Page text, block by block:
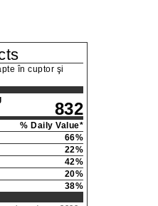
în cuptor şi
832
% Daily Value*
66%
22%
42%
20%
38%